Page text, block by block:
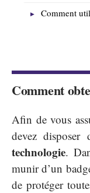
Comment
Comment
Afin de vous
devez disposer
technologie.
munir d’un
de protéger